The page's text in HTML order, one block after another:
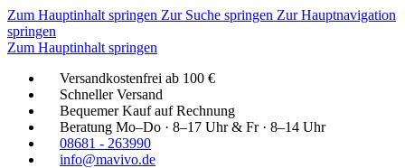
Zum Hauptinhalt springen Zur Suche springen Zur Hauptnavigation
springen
Zum Hauptinhalt springen
Versandkostenfrei ab 100 €
Schneller Versand
Bequemer Kauf auf Rechnung
Beratung Mo–Do · 8–17 Uhr & Fr · 8–14 Uhr
08681 - 263990
info@mavivo.de